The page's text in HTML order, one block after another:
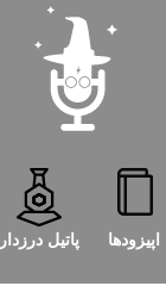
اپیزودها پاتیل درزدار